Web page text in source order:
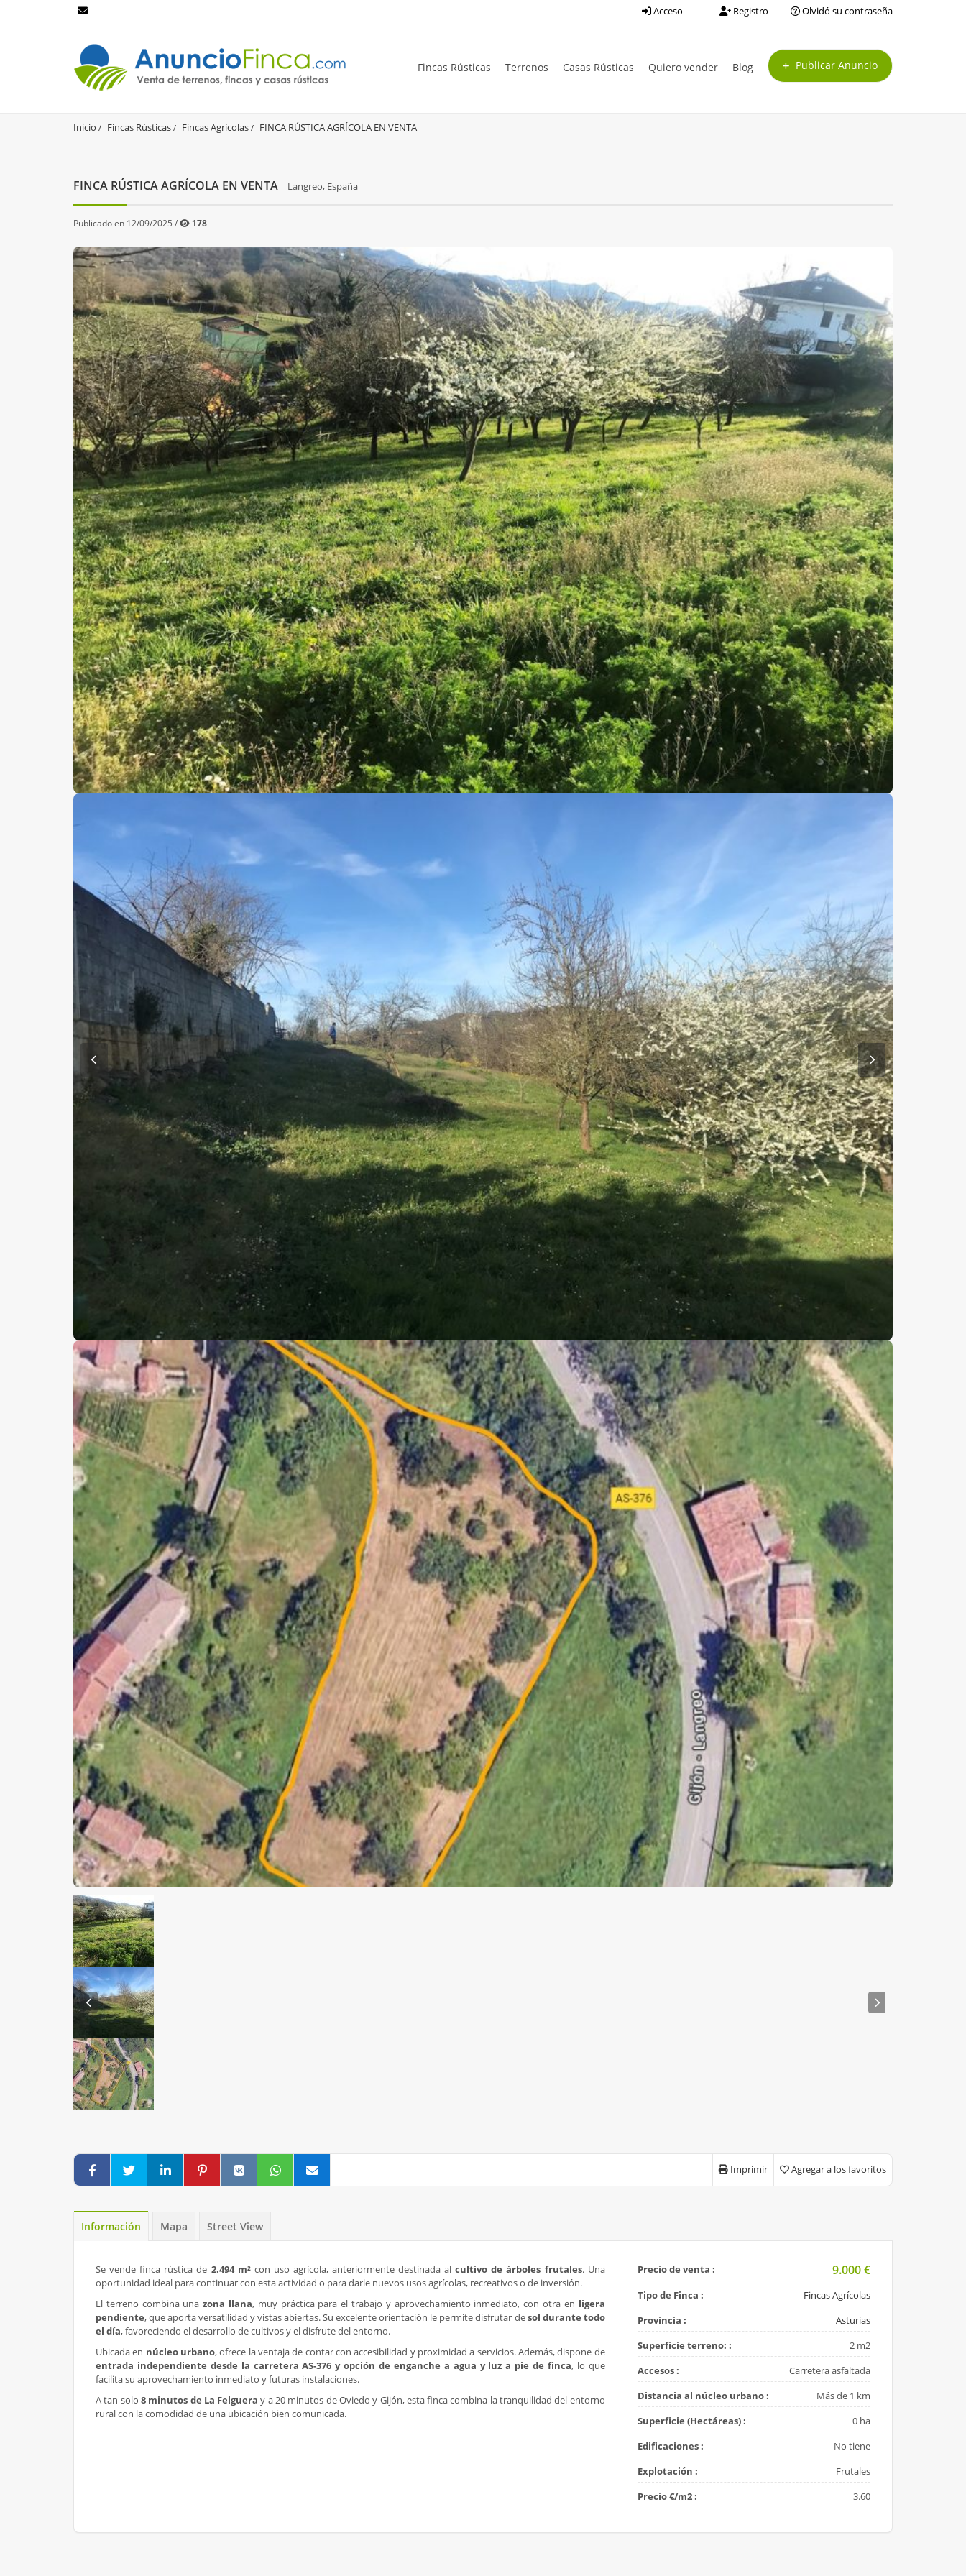
Acceso Registro Olvidó su contraseña
Fincas Rústicas Terrenos Casas Rústicas Quiero vender Blog Publicar Anuncio
Inicio Fincas Rústicas Fincas Agrícolas FINCA RÚSTICA AGRÍCOLA EN VENTA
FINCA RÚSTICA AGRÍCOLA EN VENTA Langreo, España
Publicado en 12/09/2025 / 178
Agregar a los favoritos
Imprimir
Información Mapa Street View
Se vende finca rústica de 2.494 m²con uso agrícola, anteriormente destinada alcultivo de árboles frutales. Una
oportunidad ideal para continuar con esta actividad o para darle nuevos usos agrícolas, recreativos o de inversión.
El terreno combina unazona llana, muy práctica para el trabajo y aprovechamiento inmediato, con otra en ligera
pendiente, que aporta versatilidad y vistas abiertas. Su excelente orientación le permite disfrutar desol durante todo
el día, favoreciendo el desarrollo de cultivos y el disfrute del entorno.
Ubicada en núcleo urbano, ofrece la ventaja de contar con accesibilidad y proximidad a servicios. Además, dispone de
entrada independiente desde la carretera AS-376 y opción de enganche a agua y luz a pie de finca, lo que
facilita su aprovechamiento inmediato y futuras instalaciones.
A tan solo 8 minutos de La Felguera y a 20 minutos de Oviedo y Gijón, esta finca combina la tranquilidad del entorno
rural con la comodidad de una ubicación bien comunicada.
Precio de venta : 9.000€
Tipo de Finca :
Fincas Agrícolas
Provincia :
Asturias
Superficie terreno: :
2 m2
Accesos :
Carretera asfaltada
Distancia al núcleo urbano :
Más de 1 km
Superficie (Hectáreas) :
0 ha
Edificaciones :
No tiene
Explotación :
Frutales
Precio €/m2 :
3.60